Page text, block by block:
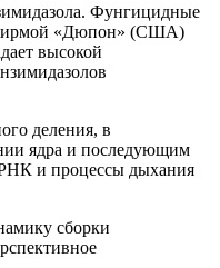
Фунгицидные
фирмой «Дюпон» (США)
высокой
деления, в
ядра и последующим
РНК и процессы дыхания
сборки